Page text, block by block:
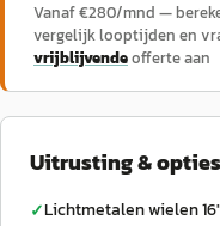
Vanaf €280/mnd —
vergelijk looptijden en
vrijblijvendeofferte aan
Uitrusting & opties
✓Lichtmetalen wielen